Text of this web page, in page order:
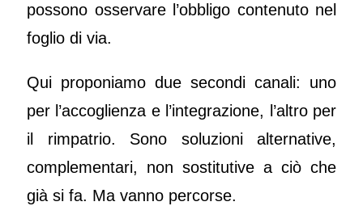
possono osservare l’obbligo contenuto nel
foglio di via.
Qui proponiamo due secondi canali: uno
per l’accoglienza e l’integrazione, l’altro per
il rimpatrio. Sono soluzioni alternative,
complementari, non sostitutive a ciò che
già si fa. Ma vanno percorse.